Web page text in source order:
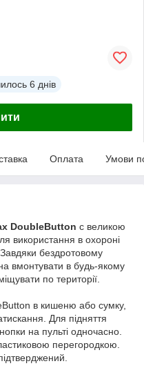
6 днів
Оплата Умови
DoubleButton c великою
використання в охороні
Завдяки бездротовому
вмонтувати в будь-якому
по території.
в кишеню або сумку,
Для підняття
на пульті одночасно.
перегородкою.